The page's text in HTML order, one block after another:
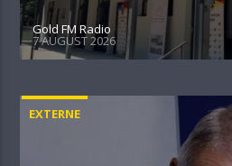
Gold FM Radio
7 AUGUST 2026
EXTERNE